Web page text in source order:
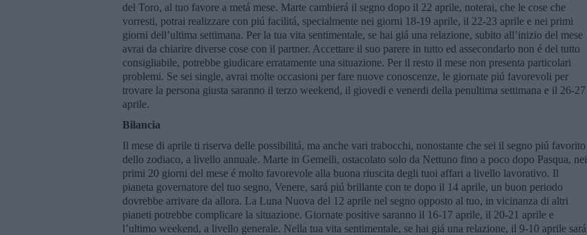
del Toro, al tuo favore a metá mese. Marte cambierá il segno dopo il 22 aprile, noterai, che le cose che
vorresti, potrai realizzare con piú facilitá, specialmente nei giorni 18-19 aprile, il 22-23 aprile e nei primi
giorni dell’ultima settimana. Per la tua vita sentimentale, se hai giá una relazione, subito all’inizio del mese
avrai da chiarire diverse cose con il partner. Accettare il suo parere in tutto ed assecondarlo non é del tutto
consigliabile, potrebbe giudicare erratamente una situazione. Per il resto il mese non presenta particolari
problemi. Se sei single, avrai molte occasioni per fare nuove conoscenze, le giornate piú favorevoli per
trovare la persona giusta saranno il terzo weekend, il giovedi e venerdi della penultima settimana e il 26-27
aprile.
Bilancia
Il mese di aprile ti riserva delle possibilitá, ma anche vari trabocchi, nonostante che sei il segno piú favorito
dello zodiaco, a livello annuale. Marte in Gemelli, ostacolato solo da Nettuno fino a poco dopo Pasqua, nei
primi 20 giorni del mese é molto favorevole alla buona riuscita degli tuoi affari a livello lavorativo. Il
pianeta governatore del tuo segno, Venere, sará piú brillante con te dopo il 14 aprile, un buon periodo
dovrebbe arrivare da allora. La Luna Nuova del 12 aprile nel segno opposto al tuo, in vicinanza di altri
pianeti potrebbe complicare la situazione. Giornate positive saranno il 16-17 aprile, il 20-21 aprile e
l’ultimo weekend, a livello generale. Nella tua vita sentimentale, se hai giá una relazione, il 9-10 aprile sará